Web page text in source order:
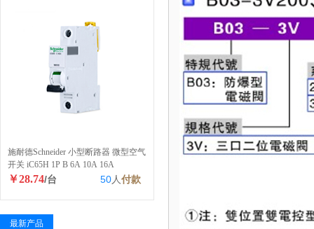
施耐德Schneider 小型断路器 微型空气
开关 iC65H 1P B 6A 10A 16A
￥28.74/台 50人付款
最新产品